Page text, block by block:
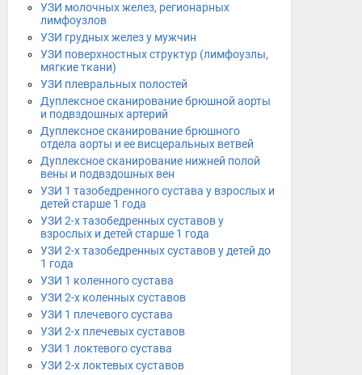
УЗИ молочных желез, регионарных
лимфоузлов
УЗИ грудных желез у мужчин
УЗИ поверхностных структур (лимфоузлы,
мягкие ткани)
УЗИ плевральных полостей
Дуплексное сканирование брюшной аорты
и подвздошных артерий
Дуплексное сканирование брюшного
отдела аорты и ее висцеральных ветвей
Дуплексное сканирование нижней полой
вены и подвздошных вен
УЗИ 1 тазобедренного сустава у взрослых и
детей старше 1 года
УЗИ 2-х тазобедренных суставов у
взрослых и детей старше 1 года
УЗИ 2-х тазобедренных суставов у детей до
1 года
УЗИ 1 коленного сустава
УЗИ 2-х коленных суставов
УЗИ 1 плечевого сустава
УЗИ 2-х плечевых суставов
УЗИ 1 локтевого сустава
УЗИ 2-х локтевых суставов